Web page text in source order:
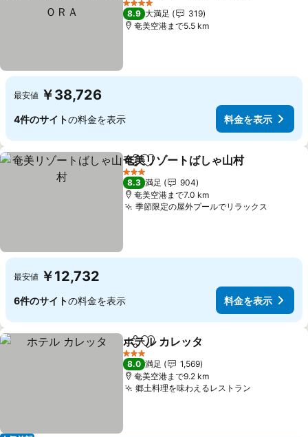
4 ホテルのランク
8.9 大満足
319
奄美空港まで5.5 km
最安値 ￥38,726
4件のサイトの料金を表示 料金を表示
シェアお気に入りに追加
奄美リゾートばしゃ山村
3 ホテルのランク
8.3 満足
904
奄美空港まで7.0 km
季節限定の屋外プールでリラックス
最安値 ￥12,732
6件のサイトの料金を表示 料金を表示
シェアお気に入りに追加
ホテル カレッタ
3 ホテルのランク
8.0 満足
1,569
奄美空港まで9.2 km
郷土料理を味わえるレストラン